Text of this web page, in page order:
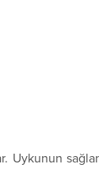
Uykunun